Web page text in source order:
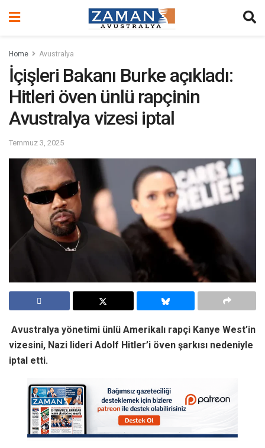
Home Avustralya
İçişleri Bakanı Burke açıkladı:
Hitleri öven ünlü rapçinin
Avustralya vizesi iptal
Temmuz 3, 2025
Avustralya yönetimi ünlü Amerikalı rapçi Kanye West’in
vizesini, Nazi lideri Adolf Hitler’i öven şarkısı nedeniyle
iptal etti.